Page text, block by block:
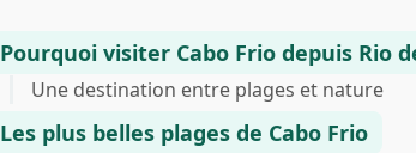
Pourquoi visiter Cabo Frio depuis Rio
Une destination entre plages et nature
Les plus belles plages de Cabo Frio